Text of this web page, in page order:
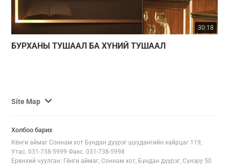
30:18
БУРХАНЫ ТУШААЛ БА ХҮНИЙ ТУШААЛ
Site Map 사
맵
전
체
Холбоо барих
Кёнги аймаг Соннам хот Бундан дүүрэг шуудангийн хайрцаг 119,
Утас. 031-738-5999 Факс. 031-738-5998
Ерөнхий чуулган: Гёнги аймаг, Соннам хот, Бүндан дүүрэг, Сүнэру 50